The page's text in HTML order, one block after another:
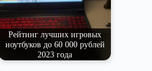
Рейтинг лучших игровых
ноутбуков до 60 000 рублей
2023 года